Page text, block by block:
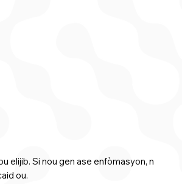
elijib. Si nou gen ase enfòmasyon, n
ou.